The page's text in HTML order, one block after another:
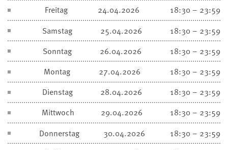
Freitag
24.04.2026
18:30 – 23:59
Samstag
25.04.2026
18:30 – 23:59
Sonntag
26.04.2026
18:30 – 23:59
Montag
27.04.2026
18:30 – 23:59
Dienstag
28.04.2026
18:30 – 23:59
Mittwoch
29.04.2026
18:30 – 23:59
Donnerstag
30.04.2026
18:30 – 23:59